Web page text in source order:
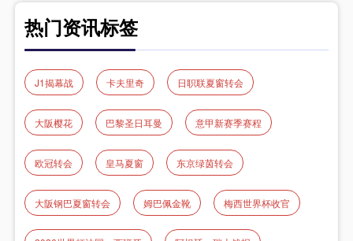
热门资讯标签
J1揭幕战 卡夫里奇 日职联夏窗转会
大阪樱花 巴黎圣日耳曼 意甲新赛季赛程
欧冠转会 皇马夏窗 东京绿茵转会
大阪钢巴夏窗转会 姆巴佩金靴 梅西世界杯收官